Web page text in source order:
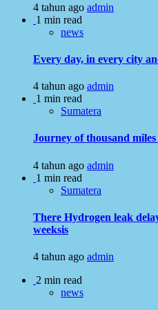
4 tahun ago admin
1 min read
news
Every day, in every city
4 tahun ago admin
1 min read
Sumatera
Journey of thousand
4 tahun ago admin
1 min read
Sumatera
There Hydrogen leak
weeksis
4 tahun ago admin
2 min read
news